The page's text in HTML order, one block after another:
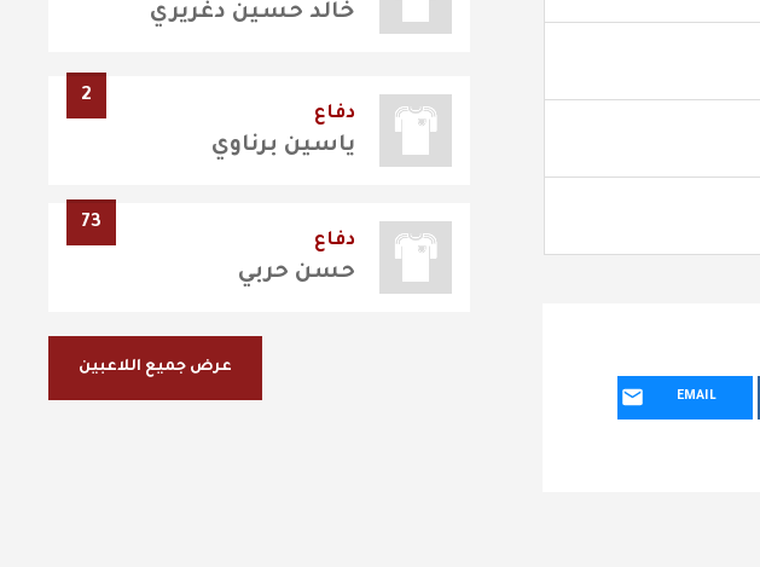
EMAIL
خالد حسين دغريري
2
دفاع
ياسين برناوي
73
دفاع
حسن حربي
عرض جميع اللاعبين